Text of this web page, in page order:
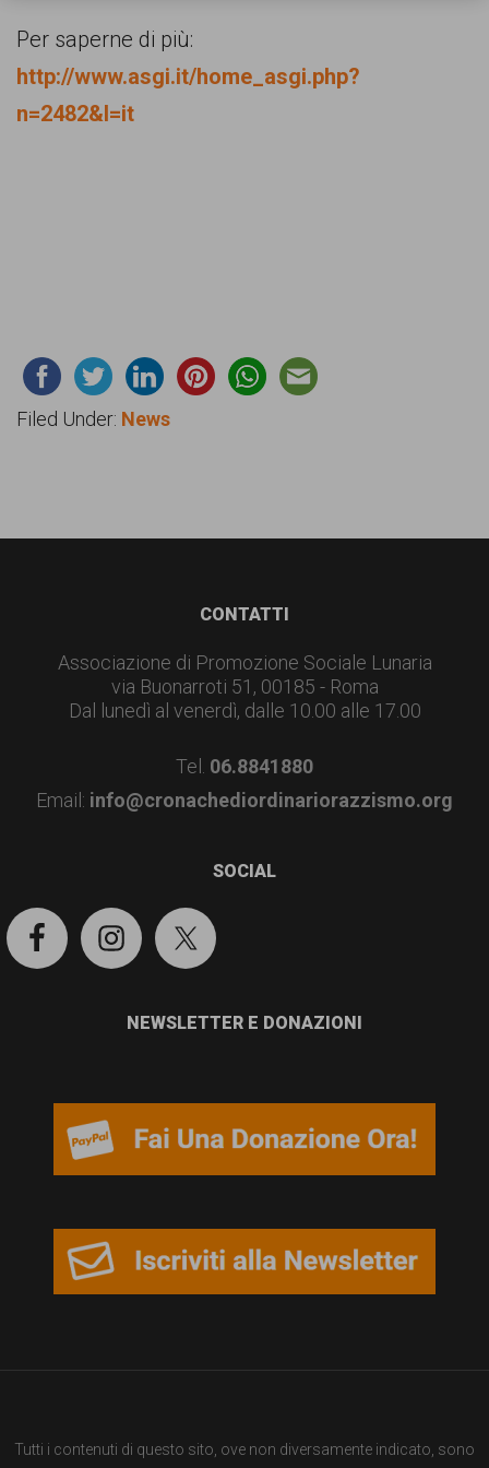
Per saperne di più:
http://www.asgi.it/home_asgi.php?
n=2482&l=it
Filed Under: News
CONTATTI
Associazione di Promozione Sociale Lunaria
via Buonarroti 51, 00185 - Roma
Dal lunedì al venerdì, dalle 10.00 alle 17.00
Tel. 06.8841880
Email: info@cronachediordinariorazzismo.org
SOCIAL
NEWSLETTER E DONAZIONI
Tutti i contenuti di questo sito, ove non diversamente indicato, sono